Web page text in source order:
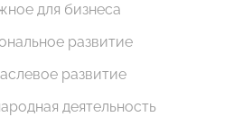
для бизнеса
развитие
развитие
деятельность